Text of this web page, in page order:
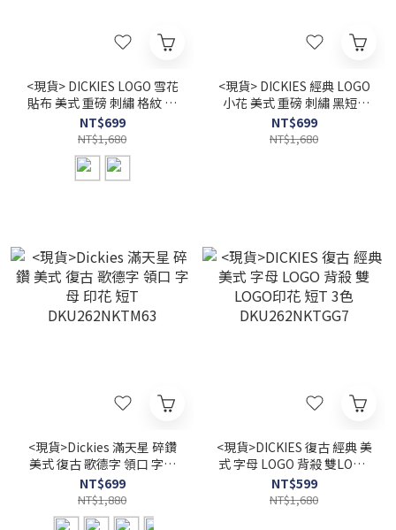
<現貨> DICKIES LOGO 雪花
貼布 美式 重磅 刺繡 格紋 短
T 兩色 DKU262NKTE69
NT$699
NT$1,680
<現貨> DICKIES 經典 LOGO
小花 美式 重磅 刺繡 黑短T
DKU262NKT597BK
NT$699
NT$1,680
<現貨>Dickies 滿天星 碎鑽
美式 復古 歌德字 領口 字母
印花 短T DKU262NKTM63
NT$699
NT$1,880
<現貨>DICKIES 復古 經典 美
式 字母 LOGO 背殺 雙LOGO
印花 短T 3色
DKU262NKTGG7
NT$599
NT$1,680